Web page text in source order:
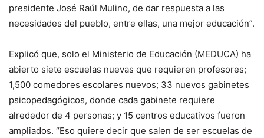
presidente José Raúl Mulino, de dar respuesta a las
necesidades del pueblo, entre ellas, una mejor educación”.
Explicó que, solo el Ministerio de Educación (MEDUCA) ha
abierto siete escuelas nuevas que requieren profesores;
1,500 comedores escolares nuevos; 33 nuevos gabinetes
psicopedagógicos, donde cada gabinete requiere
alrededor de 4 personas; y 15 centros educativos fueron
ampliados. “Eso quiere decir que salen de ser escuelas de